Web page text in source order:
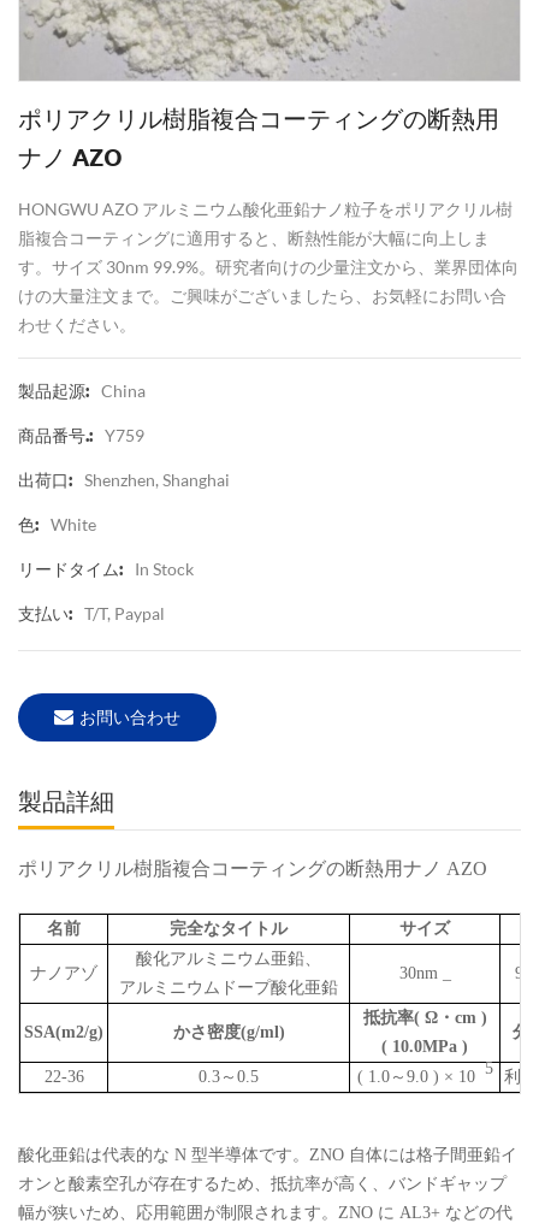
ポリアクリル樹脂複合コーティングの断熱用
ナノ AZO
HONGWU AZO アルミニウム酸化亜鉛ナノ粒子をポリアクリル樹
脂複合コーティングに適用すると、断熱性能が大幅に向上しま
す。サイズ 30nm 99.9%。研究者向けの少量注文から、業界団体向
けの大量注文まで。ご興味がございましたら、お気軽にお問い合
わせください。
製品起源: China
商品番号.: Y759
出荷口: Shenzhen, Shanghai
色: White
リードタイム: In Stock
支払い: T/T, Paypal
お問い合わせ
製品詳細
ポリアクリル樹脂複合コーティングの断熱用ナノ AZO
名前 完全なタイトル サイズ
ナノアゾ
酸化アルミニウム亜鉛、
アルミニウムドープ酸化亜鉛
30nm
SSA(m2/g) かさ密度(g/ml)
抵抗率( Ω・cm )
( 10.0MPa )
分
22-36 0.3～0.5 ( 1.0～ 9.0 ) × 10 5 利
酸化亜鉛は代表的な N 型半導体です。ZNO 自体には格子間亜鉛イ
オンと酸素空孔が存在するため、抵抗率が高く、バンドギャップ
幅が狭いため、応用範囲が制限されます。ZNO に AL3+ などの代